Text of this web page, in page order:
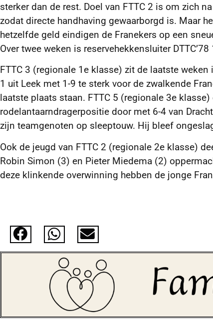
sterker dan de rest. Doel van FTTC 2 is om zich
zodat directe handhaving gewaarborgd is. Maar
hetzelfde geld eindigen de Franekers op een
Over twee weken is reservehekkensluiter
FTTC 3 (regionale 1e klasse) zit de laatste
1 uit Leek met 1-9 te sterk voor de zwalkende
laatste plaats staan. FTTC 5 (regionale 3e
rodelantaarndragerpositie door met 6-4 van
zijn teamgenoten op sleeptouw. Hij bleef
Ook de jeugd van FTTC 2 (regionale 2e klasse)
Robin Simon (3) en Pieter Miedema (2)
deze klinkende overwinning hebben de jonge